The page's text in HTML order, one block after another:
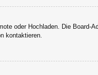
oder Hochladen. Die Board-
kontaktieren.